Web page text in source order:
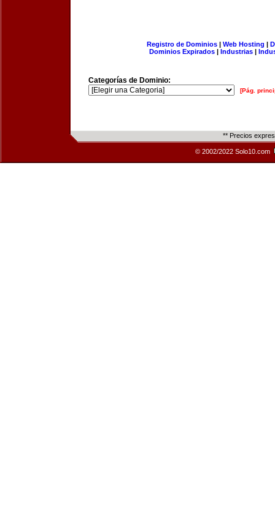
Registro de Dominios| Web Hosting |
Dominios Expirados | Industrias |
Categorías de Dominio:
[Pág.
** Precios
© 2002/2022 Solo10.com